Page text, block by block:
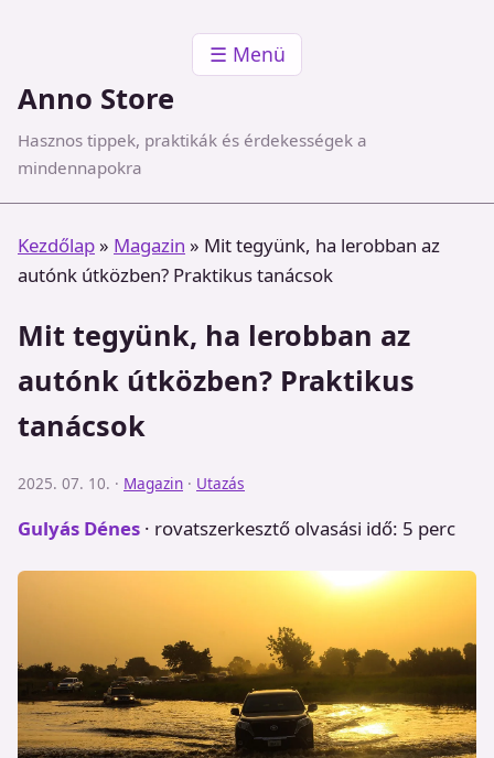
☰ Menü
Anno Store
Hasznos tippek, praktikák és érdekességek a
mindennapokra
Kezdőlap» Magazin » Mit tegyünk, ha lerobban az
autónk útközben? Praktikus tanácsok
Mit tegyünk, ha lerobban az
autónk útközben? Praktikus
tanácsok
2025. 07. 10. · Magazin · Utazás
Gulyás Dénes · rovatszerkesztő olvasási idő: 5 perc